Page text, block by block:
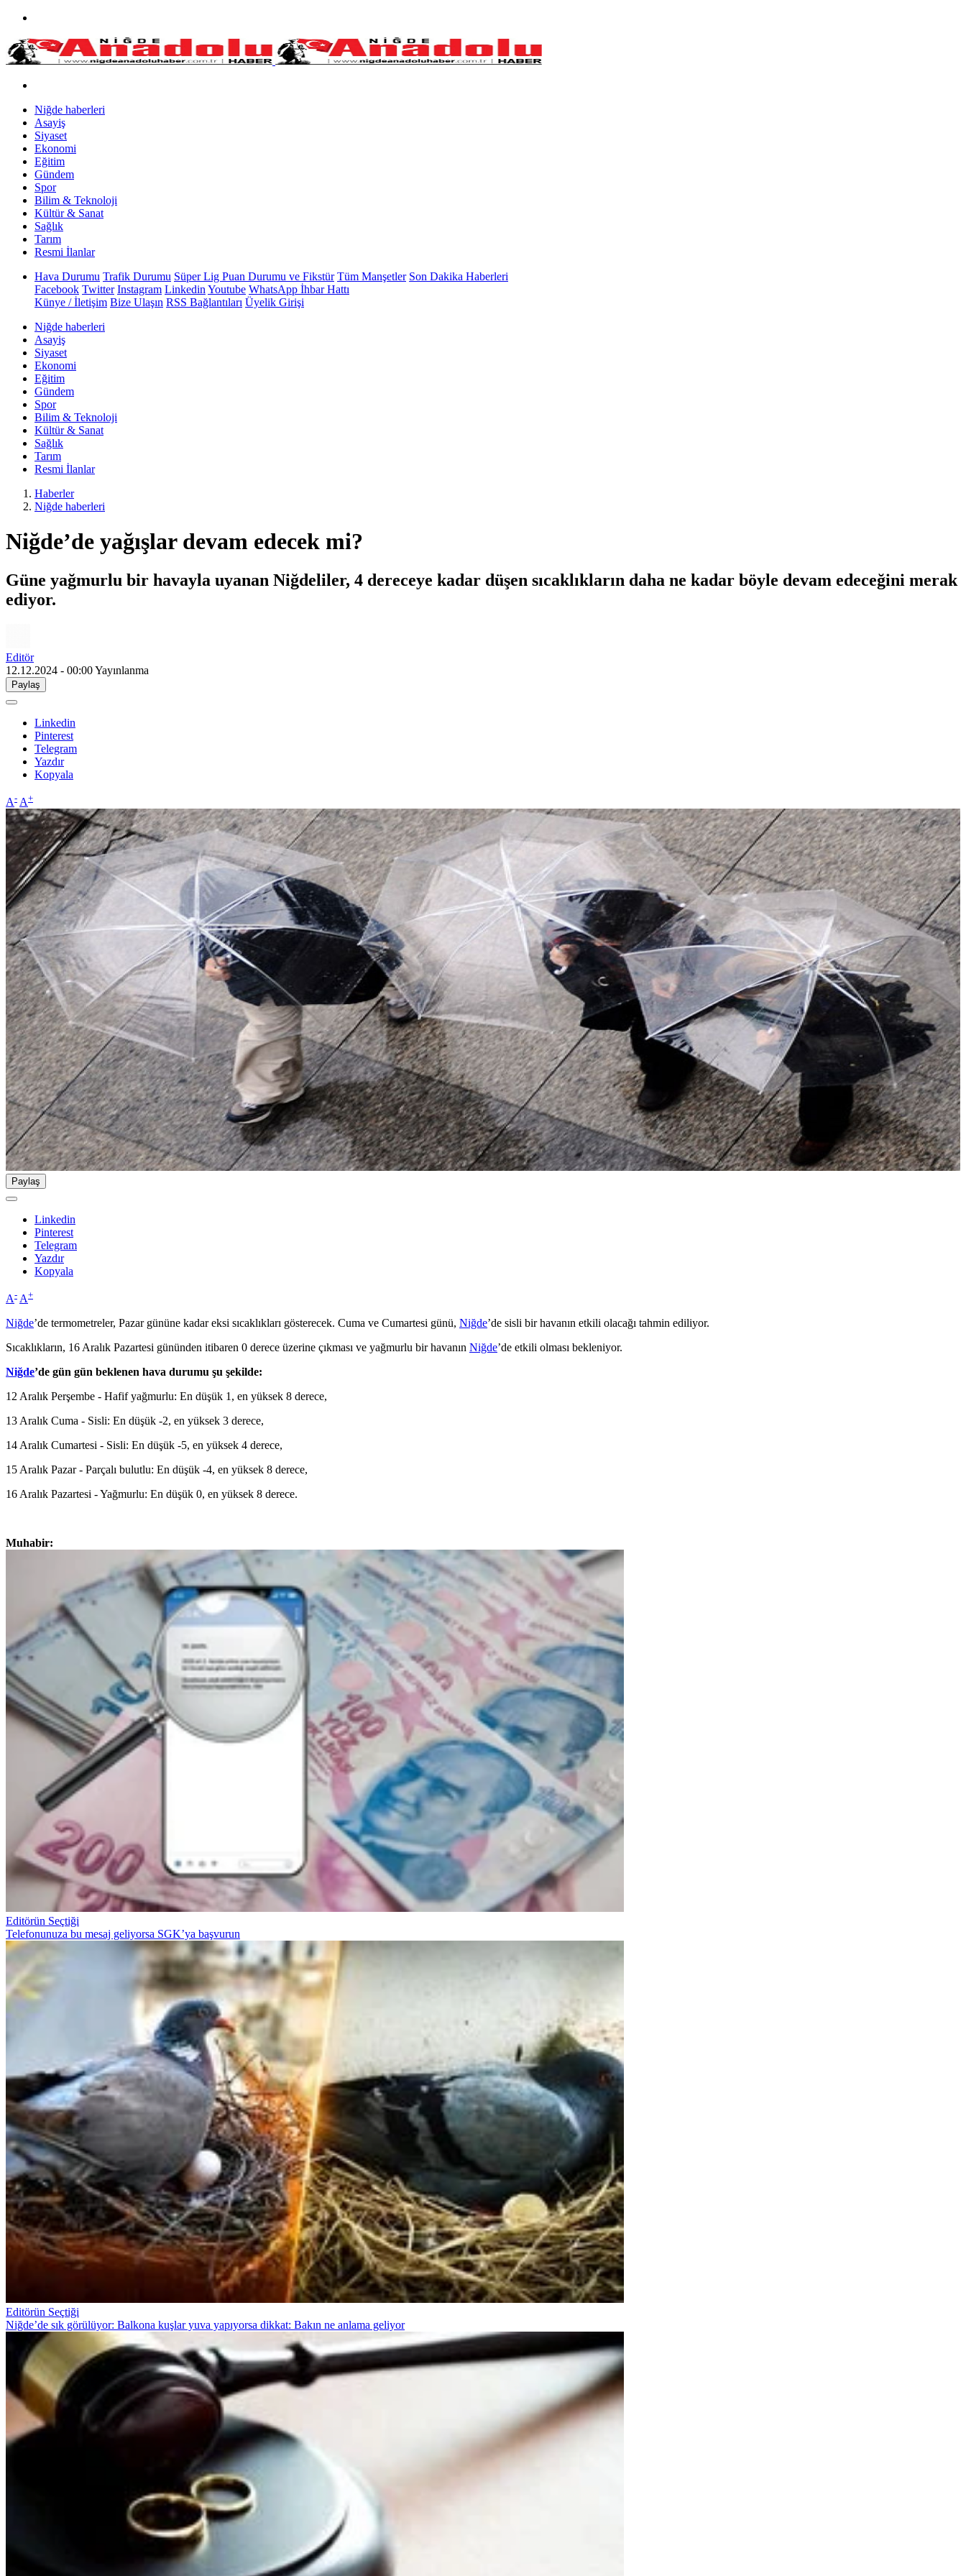
Niğde haberleri
Asayiş
Siyaset
Ekonomi
Eğitim
Gündem
Spor
Bilim & Teknoloji
Kültür & Sanat
Sağlık
Tarım
Resmi İlanlar
Hava Durumu Trafik Durumu Süper Lig Puan Durumu ve Fikstür Tüm Manşetler Son Dakika Haberleri
Facebook Twitter Instagram Linkedin Youtube WhatsApp İhbar Hattı
Künye / İletişim Bize Ulaşın RSS Bağlantıları Üyelik Girişi
Niğde haberleri
Asayiş
Siyaset
Ekonomi
Eğitim
Gündem
Spor
Bilim & Teknoloji
Kültür & Sanat
Sağlık
Tarım
Resmi İlanlar
Haberler
Niğde haberleri
Niğde’de yağışlar devam edecek mi?
Güne yağmurlu bir havayla uyanan Niğdeliler, 4 dereceye kadar düşen sıcaklıkların daha ne kadar böyle devam edeceğini merak
ediyor.
Editör
12.12.2024 - 00:00Yayınlanma
Paylaş
Linkedin
Pinterest
Telegram
Yazdır
Kopyala
A- A+
Paylaş
Linkedin
Pinterest
Telegram
Yazdır
Kopyala
A- A+
Niğde’de termometreler, Pazar gününe kadar eksi sıcaklıkları gösterecek. Cuma ve Cumartesi günü, Niğde’de sisli bir havanın etkili olacağı tahmin ediliyor.
Sıcaklıkların, 16 Aralık Pazartesi gününden itibaren 0 derece üzerine çıkması ve yağmurlu bir havanın Niğde’de etkili olması bekleniyor.
Niğde’de gün gün beklenen hava durumu şu şekilde:
12 Aralık Perşembe - Hafif yağmurlu: En düşük 1, en yüksek 8 derece,
13 Aralık Cuma - Sisli: En düşük -2, en yüksek 3 derece,
14 Aralık Cumartesi - Sisli: En düşük -5, en yüksek 4 derece,
15 Aralık Pazar - Parçalı bulutlu: En düşük -4, en yüksek 8 derece,
16 Aralık Pazartesi - Yağmurlu: En düşük 0, en yüksek 8 derece.
Muhabir:
Editörün Seçtiği
Telefonunuza bu mesaj geliyorsa SGK’ya başvurun
Editörün Seçtiği
Niğde’de sık görülüyor: Balkona kuşlar yuva yapıyorsa dikkat: Bakın ne anlama geliyor